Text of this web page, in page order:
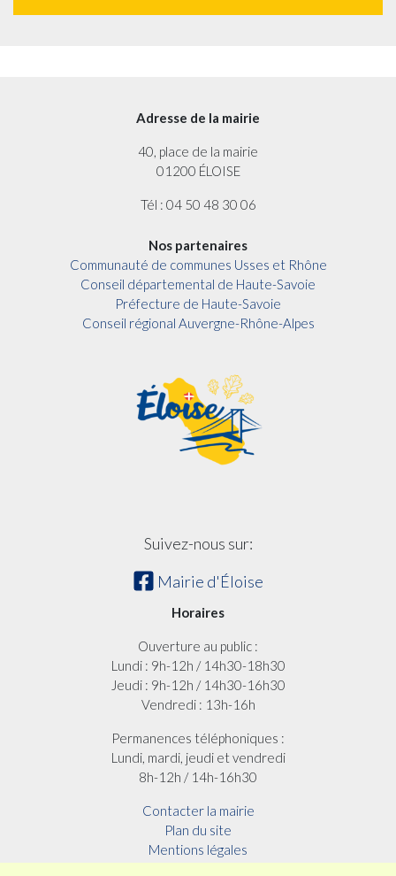
Adresse de la mairie
40, place de la mairie
01200 ÉLOISE
Tél : 04 50 48 30 06
Nos partenaires
Communauté de communes Usses et Rhône
Conseil départemental de Haute-Savoie
Préfecture de Haute-Savoie
Conseil régional Auvergne-Rhône-Alpes
Suivez-nous sur:
Mairie d'Éloise
Horaires
Ouverture au public :
Lundi : 9h-12h / 14h30-18h30
Jeudi : 9h-12h / 14h30-16h30
Vendredi : 13h-16h
Permanences téléphoniques :
Lundi, mardi, jeudi et vendredi
8h-12h / 14h-16h30
Contacter la mairie
Plan du site
Mentions légales